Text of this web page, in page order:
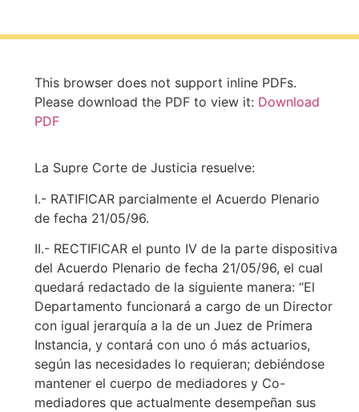
This browser does not support inline PDFs.
Please download the PDF to view it: Download
PDF
La Supre Corte de Justicia resuelve:
I.- RATIFICAR parcialmente el Acuerdo Plenario
de fecha 21/05/96.
II.- RECTIFICAR el punto IV de la parte dispositiva
del Acuerdo Plenario de fecha 21/05/96, el cual
quedará redactado de la siguiente manera: “El
Departamento funcionará a cargo de un Director
con igual jerarquía a la de un Juez de Primera
Instancia, y contará con uno ó más actuarios,
según las necesidades lo requieran; debiéndose
mantener el cuerpo de mediadores y Co-
mediadores que actualmente desempeñan sus